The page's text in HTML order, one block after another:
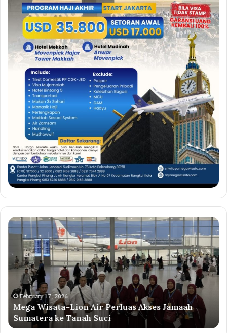
Mega
Wisata–
Air
Perluas
Akses
Jamaah
Sumatera
ke
Tanah
Suci
February 17, 2026
Mega Wisata–Lion Air Perluas Akses Jamaah
Sumatera ke Tanah Suci
—